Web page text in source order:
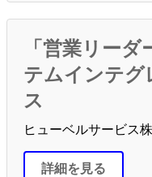
「営業リー
テムインテグ
ス
ヒューベルサービス
詳細を見る